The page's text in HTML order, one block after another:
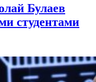
Булаев
студентами